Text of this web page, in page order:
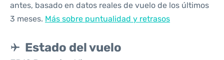
antes, basado en datos reales de vuelo de los últimos
3 meses. Más sobre puntualidad y retrasos
Estado del vuelo